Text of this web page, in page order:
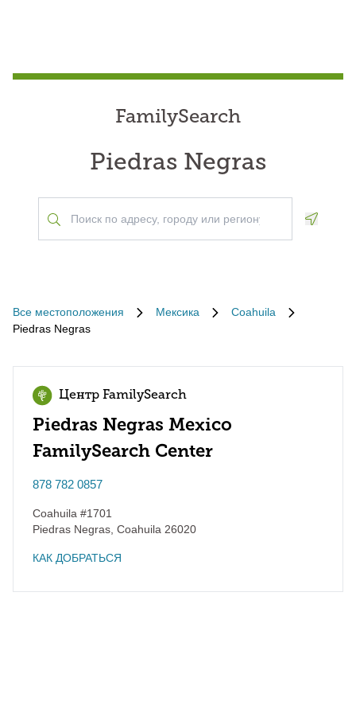
FamilySearch
Piedras Negras
Все местоположения Мексика
Coahuila
Piedras Negras
Центр FamilySearch
Piedras Negras Mexico
FamilySearch Center
878 782 0857
Coahuila #1701
Piedras Negras Coahuila 26020
КАК ДОБРАТЬСЯ